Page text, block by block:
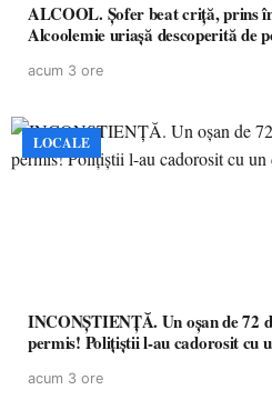
ALCOOL. Șofer beat criță, prins
Alcoolemie uriașă descoperită de
acum 3 ore
LOCALE
INCONȘTIENȚĂ. Un oșan de 72
permis! Polițiștii l-au cadorosit cu
acum 3 ore